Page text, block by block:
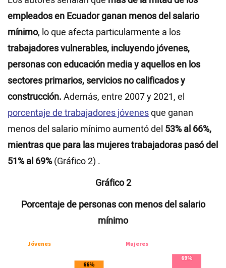
empleados en Ecuador ganan menos del salario
mínimo, lo que afecta particularmente a los
trabajadores vulnerables, incluyendo jóvenes,
personas con educación media y aquellos en los
sectores primarios, servicios no calificados y
construcción. Además, entre 2007 y 2021, el
porcentaje de trabajadores jóvenesque ganan
menos del salario mínimo aumentó del 53% al 66%,
mientras que para las mujeres trabajadoras pasó del
51% al 69%(Gráfico 2) .
Gráfico 2
Porcentaje de personas con menos del salario
mínimo